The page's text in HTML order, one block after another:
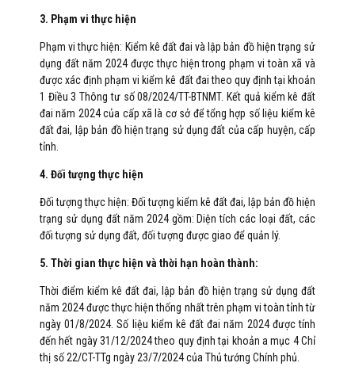
3. Phạm vi thực hiện
Phạm vi thực hiện: Kiểm kê đất đai và lập bản đồ hiện trạng sử
dụng đất năm 2024 được thực hiện trong phạm vi toàn xã và
được xác định phạm vi kiểm kê đất đai theo quy định tại khoản
1 Điều 3 Thông tư số 08/2024/TT-BTNMT. Kết quả kiểm kê đất
đai năm 2024 của cấp xã là cơ sở để tổng hợp số liệu kiểm kê
đất đai, lập bản đồ hiện trạng sử dụng đất của cấp huyện, cấp
tỉnh.
4. Đối tượng thực hiện
Đối tượng thực hiện: Đối tượng kiểm kê đất đai, lập bản đồ hiện
trạng sử dụng đất năm 2024 gồm: Diện tích các loại đất, các
đối tượng sử dụng đất, đối tượng được giao để quản lý.
5. Thời gian thực hiện và thời hạn hoàn thành:
Thời điểm kiểm kê đất đai, lập bản đồ hiện trạng sử dụng đất
năm 2024 được thực hiện thống nhất trên phạm vi toàn tỉnh từ
ngày 01/8/2024. Số liệu kiểm kê đất đai năm 2024 được tính
đến hết ngày 31/12/2024 theo quy định tại khoản a mục 4 Chỉ
thị số 22/CT-TTg ngày 23/7/2024 của Thủ tướng Chính phủ.